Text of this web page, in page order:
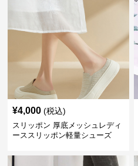
¥4,000 (税込)
スリッポン 厚底メッシュレディ
ーススリッポン軽量シューズ